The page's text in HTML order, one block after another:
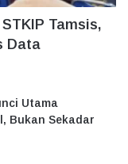
Tamsis,
Data
Utama
Bukan Sekadar